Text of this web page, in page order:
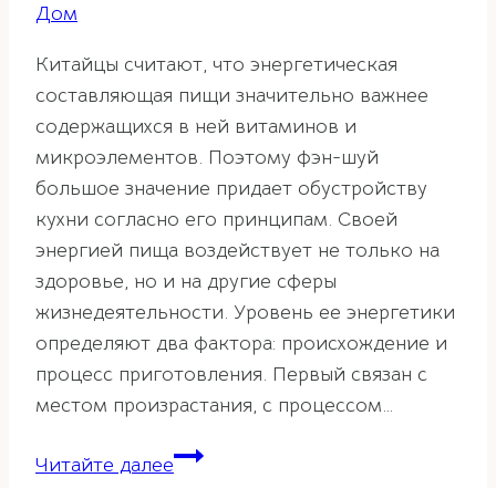
Дом
Китайцы считают, что энергетическая
составляющая пищи значительно важнее
содержащихся в ней витаминов и
микроэлементов. Поэтому фэн-шуй
большое значение придает обустройству
кухни согласно его принципам. Своей
энергией пища воздействует не только на
здоровье, но и на другие сферы
жизнедеятельности. Уровень ее энергетики
определяют два фактора: происхождение и
процесс приготовления. Первый связан с
местом произрастания, с процессом…
Читайте далееРешение